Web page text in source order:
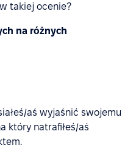
takiej ocenie?
na różnych
aś wyjaśnić swojemu
który natrafiłeś/aś